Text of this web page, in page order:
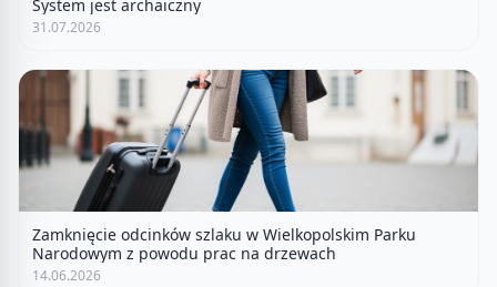
System jest archaiczny
31.07.2026
Zamknięcie odcinków szlaku w Wielkopolskim Parku
Narodowym z powodu prac na drzewach
14.06.2026